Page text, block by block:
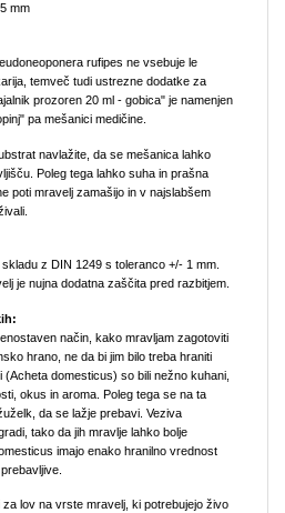
mm
rufipes ne vsebuje le
temveč tudi ustrezne dodatke za
prozoren 20 ml - gobica" je namenjen
pa mešanici medičine.
navlažite, da se mešanica lahko
Poleg tega lahko suha in prašna
poti mravelj zamašijo in v najslabšem
z DIN 1249 s toleranco +/- 1 mm.
je nujna dodatna zaščita pred razbitjem.
način, kako mravljam zagotoviti
hrano, ne da bi jim bilo treba hraniti
domesticus) so bili nežno kuhani,
okus in aroma. Poleg tega se na ta
da se lažje prebavi. Veziva
tako da jih mravlje lahko bolje
imajo enako hranilno vrednost
lov na vrste mravelj, ki potrebujejo živo